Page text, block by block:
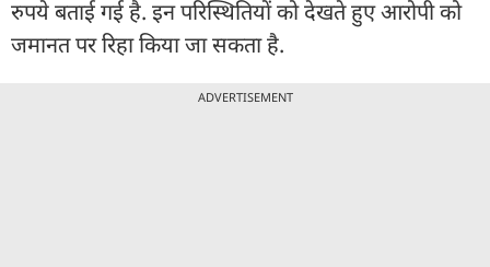
रुपये बताई गई है. इन परिस्थितियों को देखते हुए आरोपी को
जमानत पर रिहा किया जा सकता है.
ADVERTISEMENT